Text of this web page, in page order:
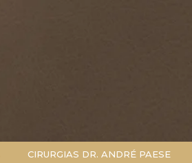
CIRURGIAS DR. ANDRÉ PAESE